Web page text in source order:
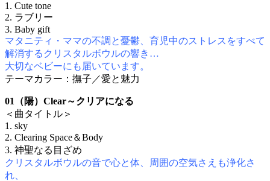
1. Cute tone
2. ラブリー
3. Baby gift
マタニティ・ママの不調と憂鬱、育児中のストレスをすべて
解消するクリスタルボウルの響き…
大切なベビーにも届いています。
テーマカラー：撫子／愛と魅力
01（陽）Clear～クリアになる
＜曲タイトル＞
1. sky
2. Clearing Space＆Body
3. 神聖なる目ざめ
クリスタルボウルの音で心と体、周囲の空気さえも浄化さ
れ、